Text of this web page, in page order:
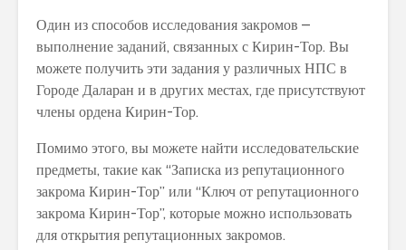
Один из способов исследования закромов –
выполнение заданий, связанных с Кирин-Тор. Вы
можете получить эти задания у различных НПС в
Городе Даларан и в других местах, где присутствуют
члены ордена Кирин-Тор.
Помимо этого, вы можете найти исследовательские
предметы, такие как “Записка из репутационного
закрома Кирин-Тор” или “Ключ от репутационного
закрома Кирин-Тор”, которые можно использовать
для открытия репутационных закромов.